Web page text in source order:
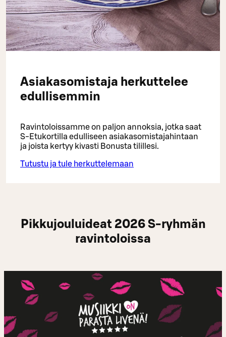
Asiakasomistaja herkuttelee
edullisemmin
Ravintoloissamme on paljon annoksia, jotka saat
S-Etukortilla edulliseen asiakasomistajahintaan
ja joista kertyy kivasti Bonusta tilillesi.
Tutustu ja tule herkuttelemaan
Pikkujouluideat 2026 S-ryhmän
ravintoloissa